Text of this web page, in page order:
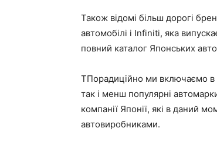
Також відомі більш дорогі
автомобілі і Infiniti, яка
повний каталог Японських
ТПорадиційно ми включаємо в
так і менш популярні
компанії Японії, які в даний
автовиробниками.